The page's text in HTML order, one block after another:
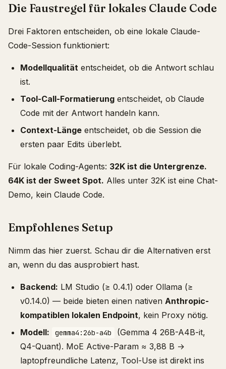
Die Faustregel für lokales Claude Code
Drei Faktoren entscheiden, ob eine lokale Claude-
Code-Session funktioniert:
Modellqualität entscheidet, ob die Antwort schlau
ist.
Tool-Call-Formatierung entscheidet, ob Claude
Code mit der Antwort handeln kann.
Context-Länge entscheidet, ob die Session die
ersten paar Edits überlebt.
Für lokale Coding-Agents: 32K ist die Untergrenze.
64K ist der Sweet Spot. Alles unter 32K ist eine Chat-
Demo, kein Claude Code.
Empfohlenes Setup
Nimm das hier zuerst. Schau dir die Alternativen erst
an, wenn du das ausprobiert hast.
Backend: LM Studio (≥ 0.4.1) oder Ollama (≥
v0.14.0) — beide bieten einen nativen Anthropic-
kompatiblen lokalen Endpoint, kein Proxy nötig.
Modell:
gemma4:26b-a4b
(Gemma 4 26B-A4B-it,
Q4-Quant). MoE Active-Param ≈ 3,88 B →
laptopfreundliche Latenz, Tool-Use ist direkt ins